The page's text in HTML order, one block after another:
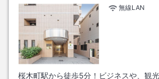
無線LAN
桜木町駅から徒歩5分！ビジネスや、観